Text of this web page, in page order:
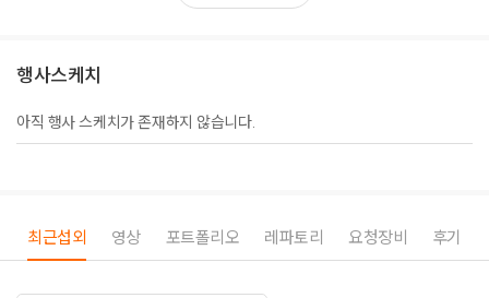
행사스케치
아직 행사 스케치가 존재하지 않습니다.
최근섭외 영상 포트폴리오 레파토리 요청장비 후기